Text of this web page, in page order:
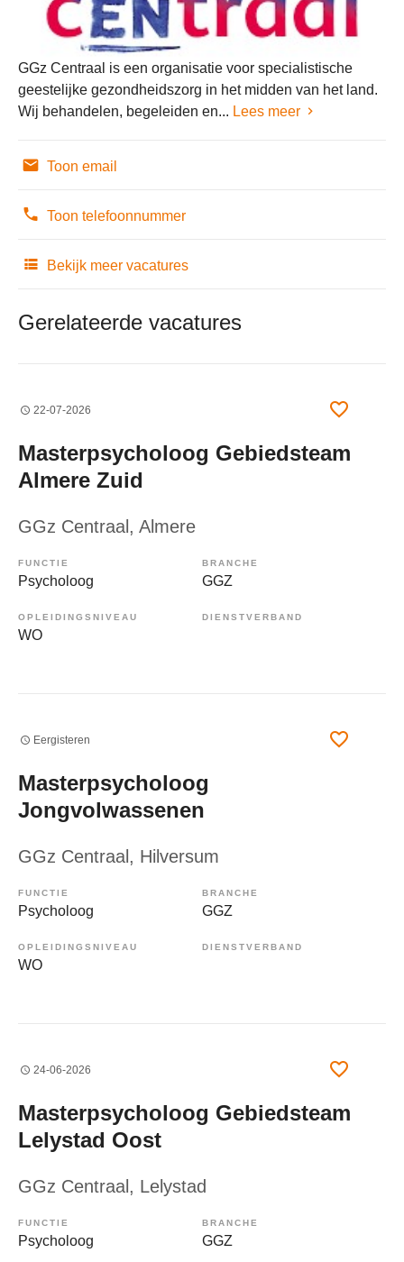
GGz Centraal is een organisatie voor specialistische
geestelijke gezondheidszorg in het midden van het land.
Wij behandelen, begeleiden en... Lees meer
Toon email
Toon telefoonnummer
Bekijk meer vacatures
Gerelateerde vacatures
22-07-2026
Masterpsycholoog Gebiedsteam
Almere Zuid
GGz Centraal, Almere
FUNCTIE
Psycholoog
BRANCHE
GGZ
OPLEIDINGSNIVEAU
WO
DIENSTVERBAND
Eergisteren
Masterpsycholoog
Jongvolwassenen
GGz Centraal, Hilversum
FUNCTIE
Psycholoog
BRANCHE
GGZ
OPLEIDINGSNIVEAU
WO
DIENSTVERBAND
24-06-2026
Masterpsycholoog Gebiedsteam
Lelystad Oost
GGz Centraal, Lelystad
FUNCTIE
Psycholoog
BRANCHE
GGZ